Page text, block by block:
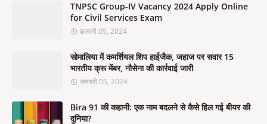
TNPSC Group-IV Vacancy 2024 Apply Online
for Civil Services Exam
फ़रवरी 05, 2024
सोमालिया में कमर्शियल शिप हाईजैक, जहाज पर सवार 15
भारतीय क्रू मेंबर, नौसेना की कार्रवाई जारी
जनवरी 05, 2024
Bira 91 की कहानी: एक नाम बदलने से कैसे हिल गई बीयर की
दुनिया?